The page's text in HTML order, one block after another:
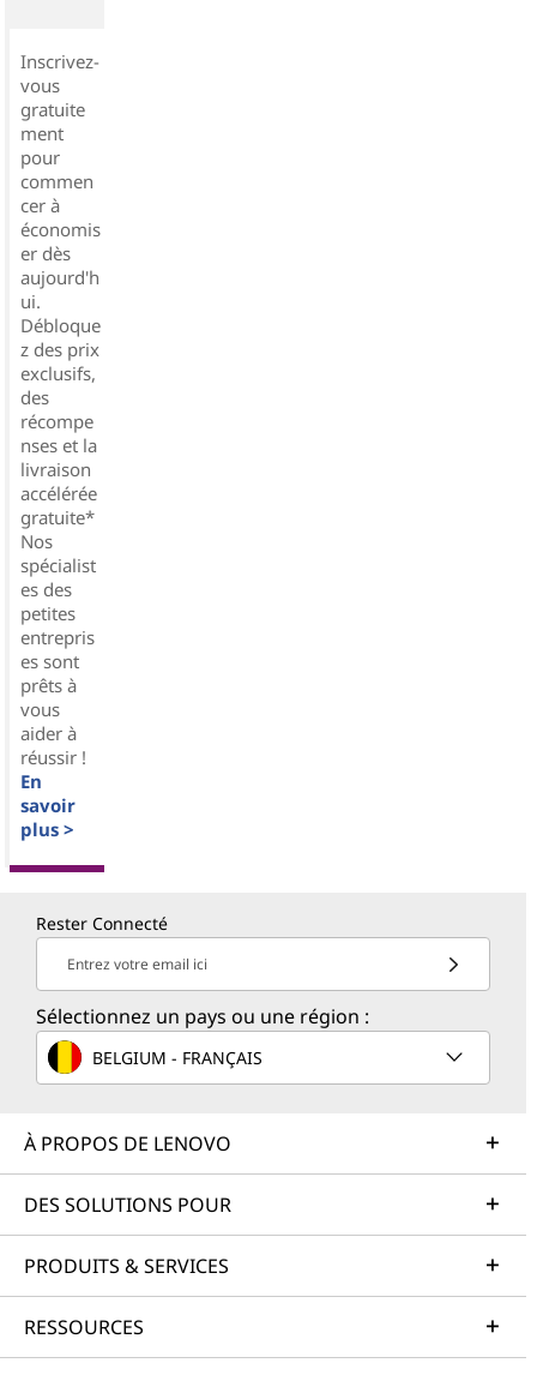
Inscrivez-
vous
gratuite
ment
pour
commen
cer à
économis
er dès
aujourd'h
ui.
Débloque
z des prix
exclusifs,
des
récompe
nses et la
livraison
accélérée
gratuite*
Nos
spécialist
es des
petites
entrepris
es sont
prêts à
vous
aider à
réussir !
En
savoir
plus >
Rester Connecté
Entrez votre email ici
Sélectionnez un pays ou une région :
BELGIUM - FRANÇAIS
À PROPOS DE LENOVO
DES SOLUTIONS POUR
PRODUITS & SERVICES
RESSOURCES